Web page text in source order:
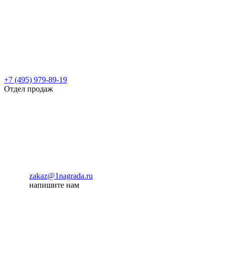
+7 (495) 979-89-19
Отдел продаж
zakaz@1nagrada.ru
напишите нам